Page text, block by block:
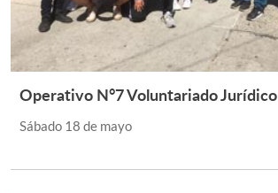
Operativo N°7 Voluntariado Jurídico
Sábado 18 de mayo